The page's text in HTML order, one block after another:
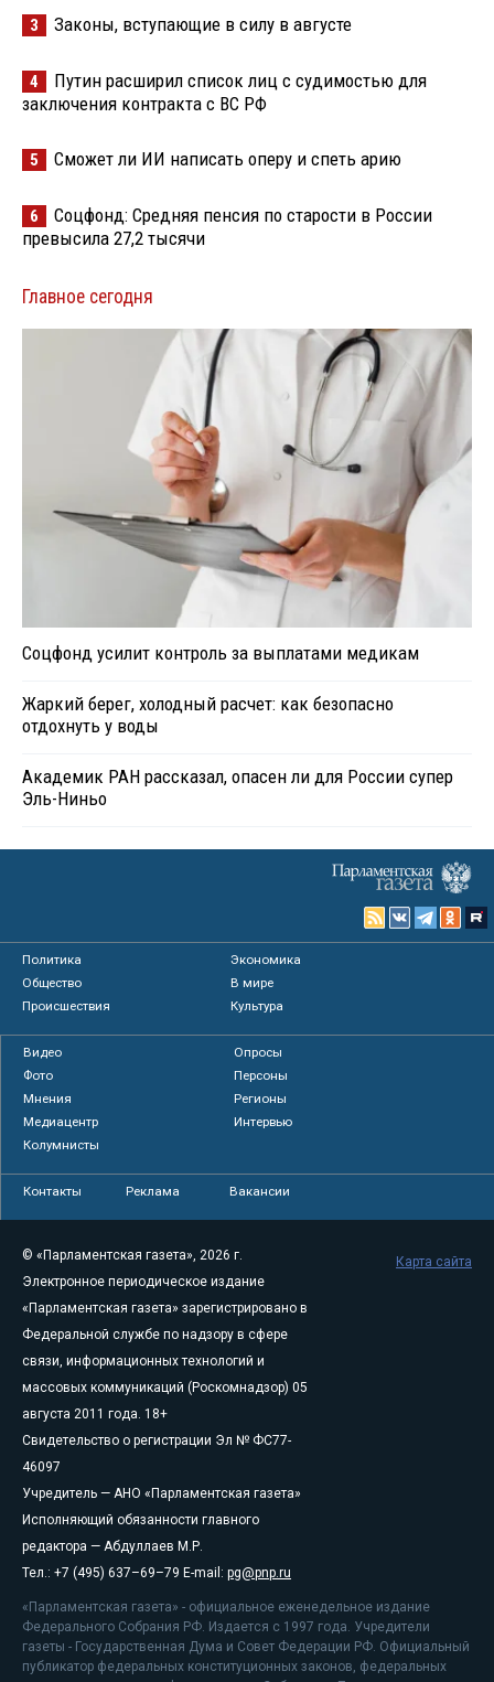
3 Законы, вступающие в силу в августе
4
Путин расширил список лиц с судимостью для
заключения контракта с ВС РФ
5 Сможет ли ИИ написать оперу и спеть арию
6
Соцфонд: Средняя пенсия по старости в России
превысила 27,2 тысячи
Главное сегодня
Соцфонд усилит контроль за выплатами медикам
Жаркий берег, холодный расчет: как безопасно
отдохнуть у воды
Академик РАН рассказал, опасен ли для России супер
Эль-Ниньо
Политика
Экономика
Общество
В мире
Происшествия
Культура
Видео
Опросы
Фото
Персоны
Мнения
Регионы
Медиацентр
Интервью
Колумнисты
Контакты Реклама Вакансии
© «Парламентская газета», 2026 г.
Электронное периодическое издание
«Парламентская газета» зарегистрировано в
Федеральной службе по надзору в сфере
связи, информационных технологий и
массовых коммуникаций (Роскомнадзор) 05
августа 2011 года. 18+
Свидетельство о регистрации Эл № ФС77-
46097
Учредитель — АНО «Парламентская газета»
Исполняющий обязанности главного
редактора — Абдуллаев М.Р.
Тел.: +7 (495) 637–69–79 E-mail: pg@pnp.ru
«Парламентская газета» - официальное еженедельное издание
Федерального Собрания РФ. Издается с 1997 года. Учредители
газеты - Государственная Дума и Совет Федерации РФ. Официальный
публикатор федеральных конституционных законов, федеральных
Карта сайта